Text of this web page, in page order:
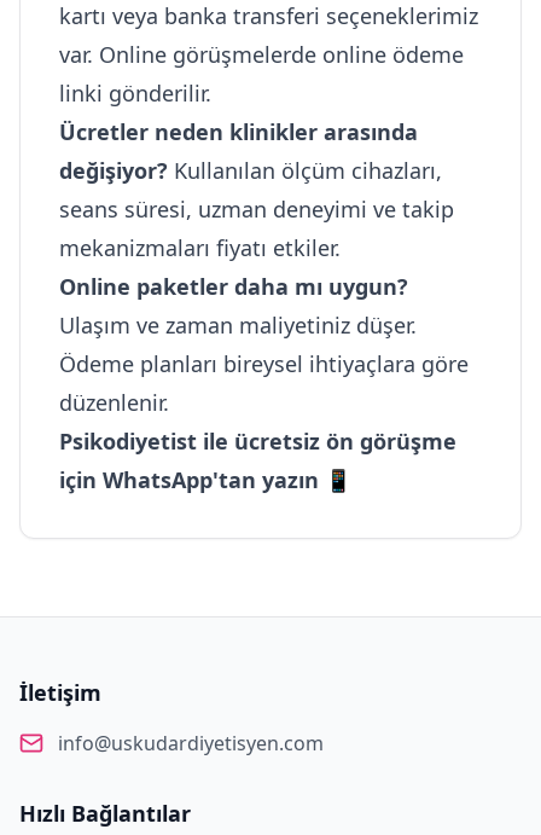
kartı veya banka transferi seçeneklerimiz
var. Online görüşmelerde online ödeme
linki gönderilir.
Ücretler neden klinikler arasında
değişiyor? Kullanılan ölçüm cihazları,
seans süresi, uzman deneyimi ve takip
mekanizmaları fiyatı etkiler.
Online paketler daha mı uygun?
Ulaşım ve zaman maliyetiniz düşer.
Ödeme planları bireysel ihtiyaçlara göre
düzenlenir.
Psikodiyetist ile ücretsiz ön görüşme
için WhatsApp'tan yazın 📱
İletişim
info@uskudardiyetisyen.com
Hızlı Bağlantılar